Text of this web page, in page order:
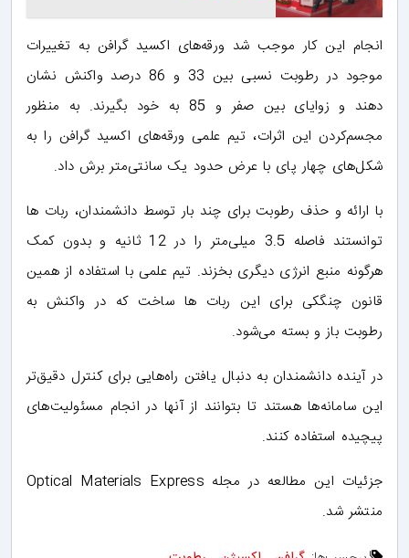
انجام این کار موجب شد ورقه‌های اکسید گرافن به تغییرات
موجود در رطوبت نسبی بین 33 و 86 درصد واکنش نشان
دهند و زوایای بین صفر و 85 به خود بگیرند. به منظور
مجسم‌کردن این اثرات، تیم علمی ورقه‌های اکسید گرافن را به
شکل‌های چهار پای با عرض حدود یک سانتی‌متر برش داد.
با ارائه و حذف رطوبت برای چند بار توسط دانشمندان، ربات ها
توانستند فاصله 3.5 میلی‌متر را در 12 ثانیه و بدون کمک
هرگونه منبع انرژی دیگری بخزند. تیم علمی با استفاده از همین
قانون چنگکی برای این ربات ها ساخت که در واکنش به
رطوبت باز و بسته می‌شود.
در آینده دانشمندان به دنبال یافتن راه‌هایی برای کنترل دقیق‌تر
این سامانه‌ها هستند تا بتوانند از آنها در انجام مسئولیت‌های
پیچیده استفاده کنند.
جزئیات این مطالعه در مجله Optical Materials Express
منتشر شد.